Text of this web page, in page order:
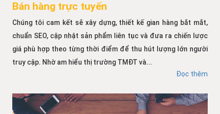
Bán hàng trực tuyến
Chúng tôi cam kết sẽ xây dựng, thiết kế gian hàng bắt mắt,
chuẩn SEO, cập nhật sản phẩm liên tục và đưa ra chiến lược
giá phù hợp theo từng thời điểm để thu hút lượng lớn người
truy cập. Nhờ am hiểu thị trường TMĐT và...
Đọc thêm